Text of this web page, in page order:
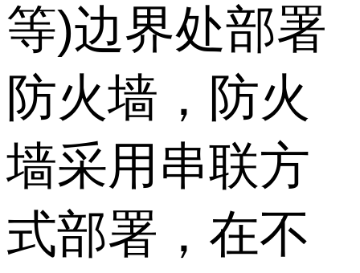
等)边界处部署
防火墙，防火
墙采用串联方
式部署，在不